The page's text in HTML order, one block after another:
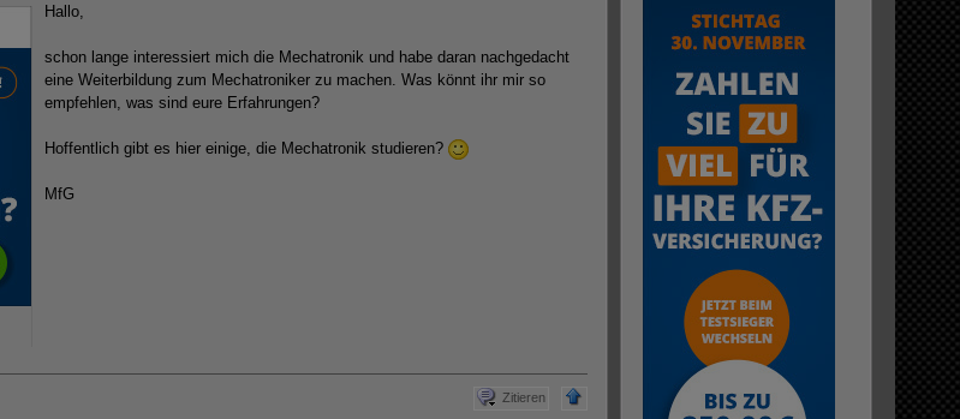
Hallo,
schon lange interessiert mich die Mechatronik und habe daran nachgedacht
eine Weiterbildung zum Mechatroniker zu machen. Was könnt ihr mir so
empfehlen, was sind eure Erfahrungen?
Hoffentlich gibt es hier einige, die Mechatronik studieren?
MfG
Zitieren